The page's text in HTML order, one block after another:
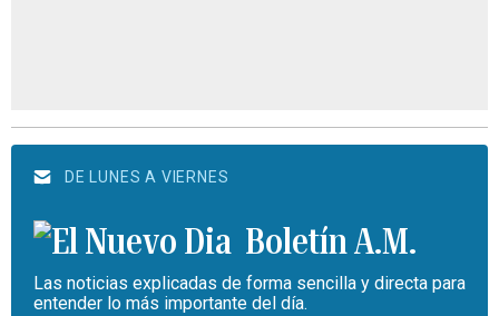
DE LUNES A VIERNES
Boletín A.M.
Las noticias explicadas de forma sencilla y directa para
entender lo más importante del día.